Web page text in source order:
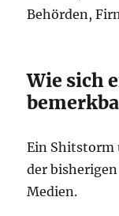
Behörden,
Wie sich
Ein Shitstorm
der
Medien.